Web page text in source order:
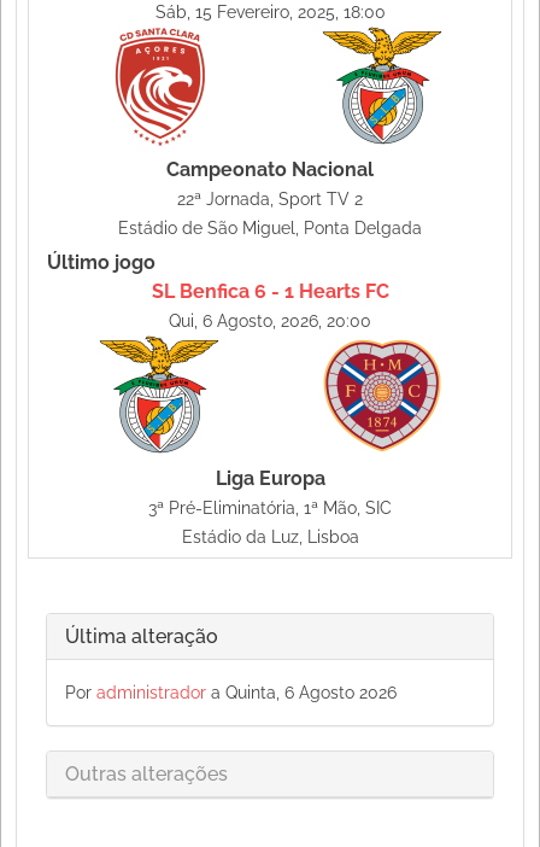
Sáb, 15 Fevereiro, 2025, 18:00
Campeonato Nacional
22ª Jornada, Sport TV 2
Estádio de São Miguel, Ponta Delgada
Último jogo
SL Benfica 6 - 1 Hearts FC
Qui, 6 Agosto, 2026, 20:00
Liga Europa
3ª Pré-Eliminatória, 1ª Mão, SIC
Estádio da Luz, Lisboa
Última alteração
Por administrador a Quinta, 6 Agosto 2026
Outras alterações